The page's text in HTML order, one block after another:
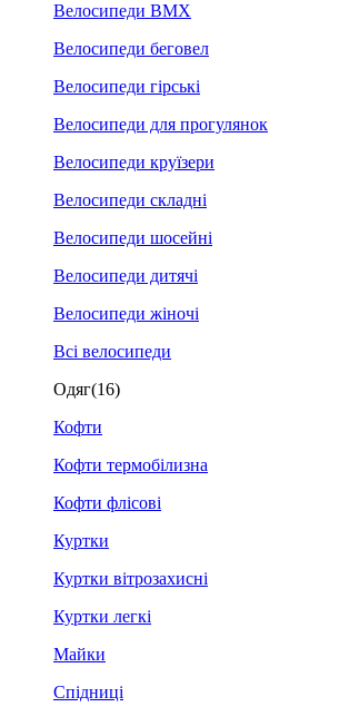
Велосипеди BMX
Велосипеди беговел
Велосипеди гірські
Велосипеди для прогулянок
Велосипеди круїзери
Велосипеди складні
Велосипеди шосейні
Велосипеди дитячі
Велосипеди жіночі
Всі велосипеди
Одяг(16)
Кофти
Кофти термобілизна
Кофти флісові
Куртки
Куртки вітрозахисні
Куртки легкі
Майки
Спідниці